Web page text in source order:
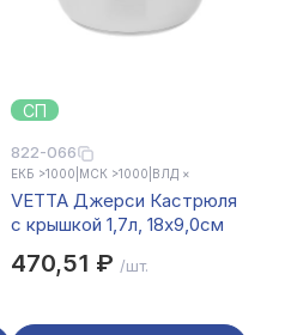
СП
822-066
ЕКБ >1000 МСК >1000 ВЛД ×
VETTA Джерси Кастрюля
с крышкой 1,7л, 18х9,0см
470,51 ₽ /шт.